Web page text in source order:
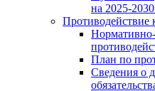
на 2025-
Противодействие
План по
Сведения о